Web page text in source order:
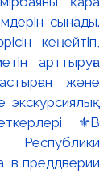
сынады.
кеңейтіп,
арттыруға
және
экскурсиялық
⚜️В
Республики
в преддверии